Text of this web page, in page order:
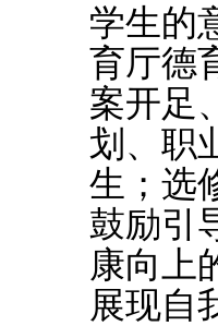
学生的
育厅德
案开足
划、职
生；选
鼓励引
康向上
展现自